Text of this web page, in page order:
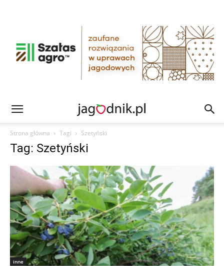
Strona główna Tagi Szetyński
Tag: Szetyński
inne